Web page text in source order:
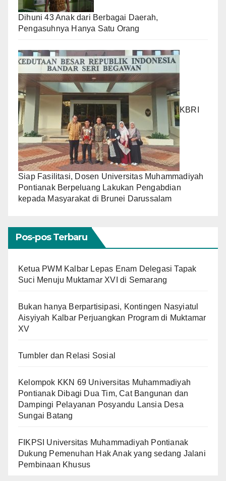
Dihuni 43 Anak dari Berbagai Daerah,
Pengasuhnya Hanya Satu Orang
KBRI
Siap Fasilitasi, Dosen Universitas Muhammadiyah
Pontianak Berpeluang Lakukan Pengabdian
kepada Masyarakat di Brunei Darussalam
Pos-pos Terbaru
Ketua PWM Kalbar Lepas Enam Delegasi Tapak
Suci Menuju Muktamar XVI di Semarang
Bukan hanya Berpartisipasi, Kontingen Nasyiatul
Aisyiyah Kalbar Perjuangkan Program di Muktamar
XV
Tumbler dan Relasi Sosial
Kelompok KKN 69 Universitas Muhammadiyah
Pontianak Dibagi Dua Tim, Cat Bangunan dan
Dampingi Pelayanan Posyandu Lansia Desa
Sungai Batang
FIKPSI Universitas Muhammadiyah Pontianak
Dukung Pemenuhan Hak Anak yang sedang Jalani
Pembinaan Khusus